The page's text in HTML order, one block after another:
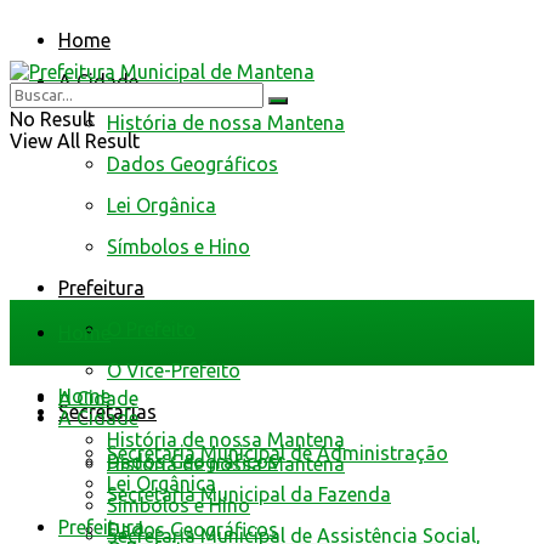
Home
A Cidade
História de nossa Mantena
Dados Geográficos
Lei Orgânica
Símbolos e Hino
Prefeitura
O Vice-Prefeito
Secretarias
Secretaria Municipal de Administração
Secretaria Municipal da Fazenda
Secretaria Municipal de Assistência Social,
No Result
View All Result
Home
A Cidade
História de nossa Mantena
Dados Geográficos
Home
A Cidade
História de nossa Mantena
Dados Geográficos
Lei Orgânica
Símbolos e Hino
Prefeitura